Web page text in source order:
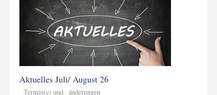
Aktuelles Juli/ August 26
Termin(e) und _änderungen